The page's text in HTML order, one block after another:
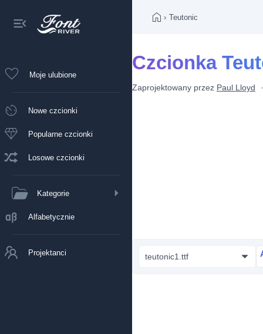
Moje ulubione
Nowe czcionki
Popularne czcionki
Losowe czcionki
Kategorie
Alfabetycznie
Projektanci
› Teutonic
Czcionka
Zaprojektowany przez Paul Lloyd
teutonic1.ttf